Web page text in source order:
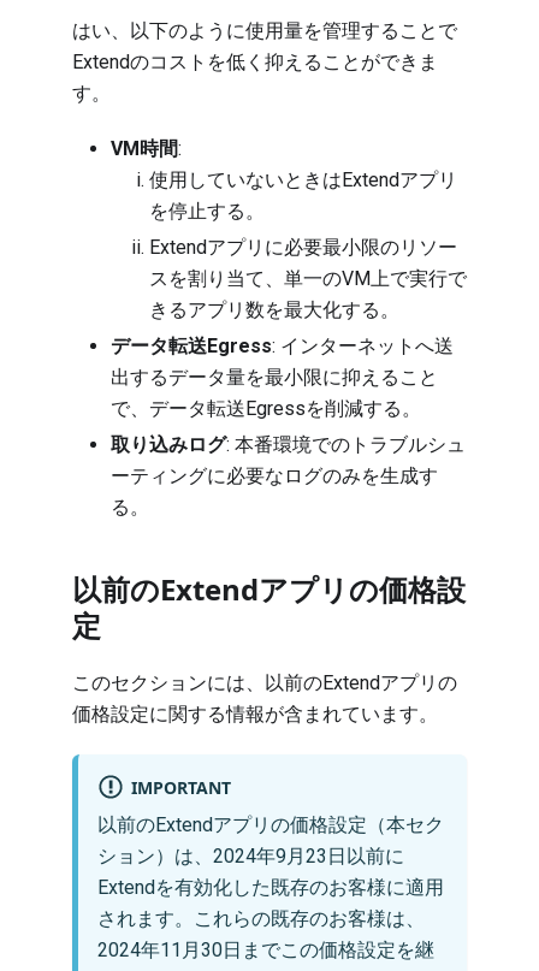
はい、以下のように使用量を管理することで
Extendのコストを低く抑えることができま
す。
VM時間:
使用していないときはExtendアプリ
を停止する。
Extendアプリに必要最小限のリソー
スを割り当て、単一のVM上で実行で
きるアプリ数を最大化する。
データ転送Egress: インターネットへ送
出するデータ量を最小限に抑えること
で、データ転送Egressを削減する。
取り込みログ: 本番環境でのトラブルシュ
ーティングに必要なログのみを生成す
る。
以前のExtendアプリの価格設
定
このセクションには、以前のExtendアプリの
価格設定に関する情報が含まれています。
IMPORTANT
以前のExtendアプリの価格設定（本セク
ション）は、2024年9月23日以前に
Extendを有効化した既存のお客様に適用
されます。これらの既存のお客様は、
2024年11月30日までこの価格設定を継